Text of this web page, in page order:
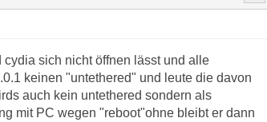
sich nicht öffnen lässt und alle
keinen "untethered" und leute die davon
auch kein untethered sondern als
mit PC wegen "reboot"ohne bleibt er dann